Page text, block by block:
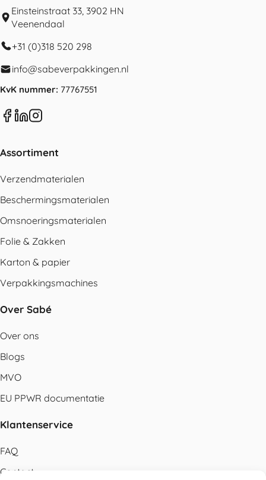
Einsteinstraat 33, 3902 HN
Veenendaal
+31 (0)318 520 298
info@sabeverpakkingen.nl
KvK nummer: 77767551
Assortiment
Verzendmaterialen
Beschermingsmaterialen
Omsnoeringsmaterialen
Folie & Zakken
Karton & papier
Verpakkingsmachines
Over Sabé
Over ons
Blogs
MVO
EU PPWR documentatie
Klantenservice
FAQ
Contact